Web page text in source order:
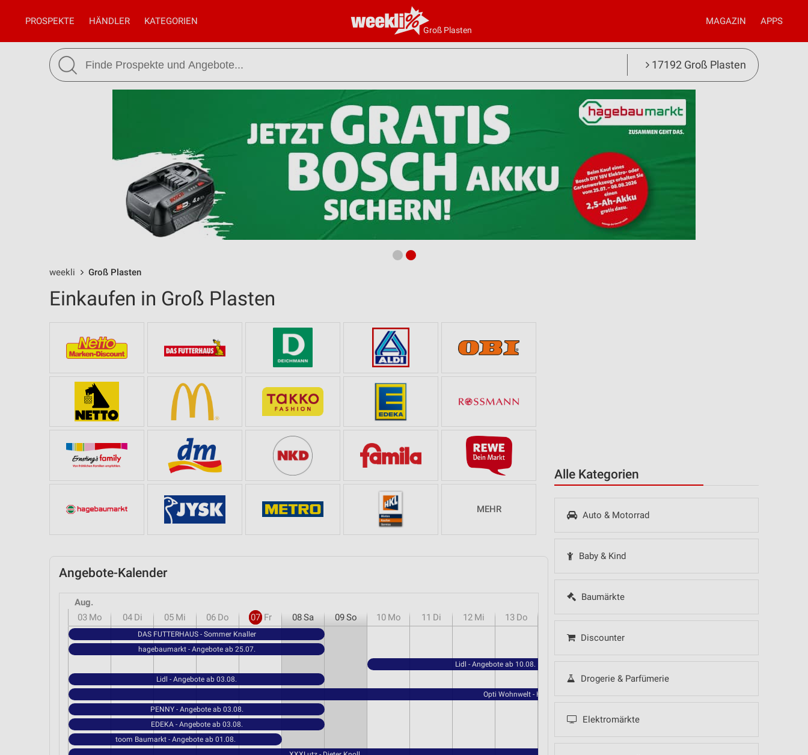
Groß Plasten
PROSPEKTE HÄNDLER KATEGORIEN MAGAZIN APPS
17192 Groß Plasten
weekli Groß Plasten
Alle Kategorien
Auto & Motorrad
Baby & Kind
Baumärkte
Discounter
Drogerie & Parfümerie
Elektromärkte
Einkaufen in Groß Plasten
MEHR
Angebote-Kalender
Aug.
03 Mo 04 Di 05 Mi 06 Do 07 Fr 08Sa 09So 10 Mo 11 Di 12 Mi 13 Do
DAS FUTTERHAUS - Sommer Knaller
hagebaumarkt - Angebote ab 25.07.
Lidl - Angebote ab 10.08.
Lidl - Angebote ab 03.08.
Opti Wohnwelt - Hot Sommer Sale
PENNY - Angebote ab 03.08.
EDEKA - Angebote ab 03.08.
toom Baumarkt - Angebote ab 01.08.